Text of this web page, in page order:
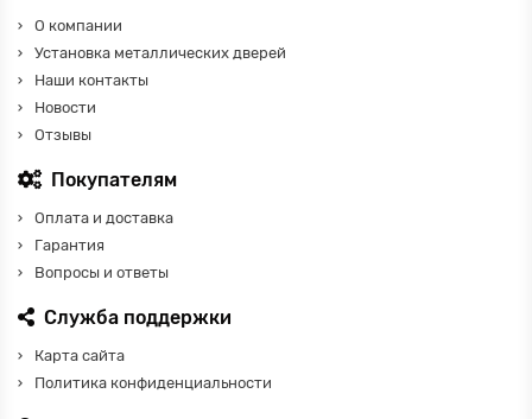
О компании
Установка металлических дверей
Наши контакты
Новости
Отзывы
Покупателям
Оплата и доставка
Гарантия
Вопросы и ответы
Служба поддержки
Карта сайта
Политика конфиденциальности